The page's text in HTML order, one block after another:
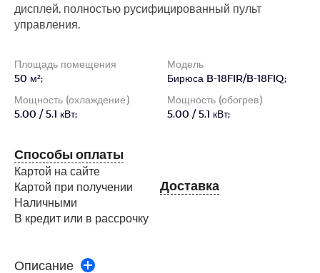
дисплей, полностью русифицированный пульт
управления.
Площадь помещения
50 м²;
Модель
Бирюса B-18FIR/B-18FIQ;
Мощность (охлаждение)
5.00 / 5.1 кВт;
Мощность (обогрев)
5.00 / 5.1 кВт;
Способы оплаты
Картой на сайте
Картой при получении
Наличными
В кредит или в рассрочку
Доставка
Описание